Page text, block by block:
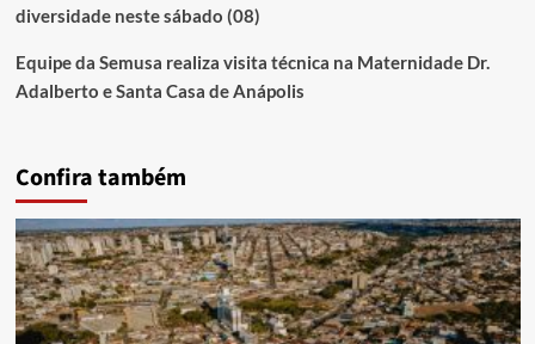
diversidade neste sábado (08)
Equipe da Semusa realiza visita técnica na Maternidade Dr.
Adalberto e Santa Casa de Anápolis
Confira também